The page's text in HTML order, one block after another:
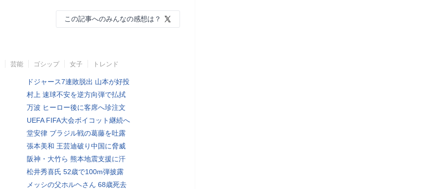
この記事へのみんなの感想は？
芸能 ゴシップ 女子 トレンド
ドジャース7連敗脱出 山本が好投
村上 速球不安を逆方向弾で払拭
万波 ヒーロー後に客席へ珍注文
UEFA FIFA大会ボイコット継続へ
堂安律 ブラジル戦の葛藤を吐露
張本美和 王芸迪破り中国に脅威
阪神・大竹ら 熊本地震支援に汗
松井秀喜氏 52歳で100m弾披露
メッシの父ホルヘさん 68歳死去